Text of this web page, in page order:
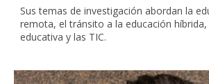
Sus temas de investigación abordan la
remota, el tránsito a la educación
educativa y las TIC.